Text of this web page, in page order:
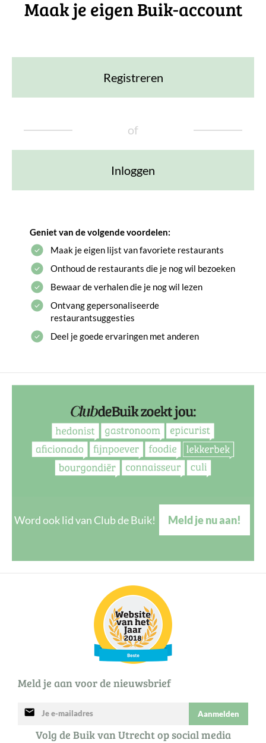
Maak je eigen Buik-account
Registreren
of
Inloggen
Geniet van de volgende voordelen:
Maak je eigen lijst van favoriete restaurants
Onthoud de restaurants die je nog wil bezoeken
Bewaar de verhalen die je nog wil lezen
Ontvang gepersonaliseerde
restaurantsuggesties
Deel je goede ervaringen met anderen
Word ook lid van Club de Buik! Meld je nu aan!
Meld je aan voor de nieuwsbrief
mail Aanmelden
Volg de Buik van Utrecht op social media